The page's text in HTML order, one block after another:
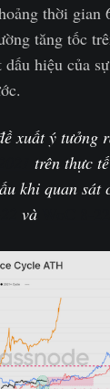
thời gian
tăng tốc
hiệu của
xuất ý tưởng
trên thực
khi quan sát
và